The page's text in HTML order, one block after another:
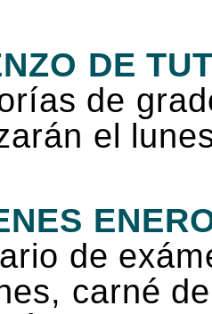
DE
de
el
de
carné